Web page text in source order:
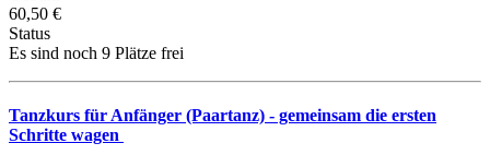
60,50 €
Status
Es sind noch 9 Plätze frei
Tanzkurs für Anfänger (Paartanz) - gemeinsam die ersten
Schritte wagen